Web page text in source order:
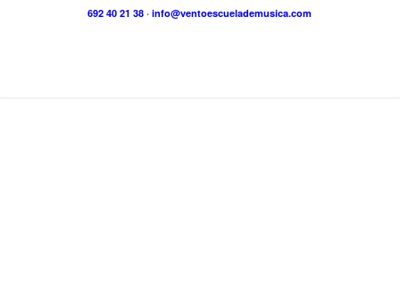
692 40 21 38 ·info@ventoescuelademusica.com